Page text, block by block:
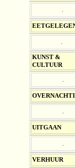
.
.
KUNST &
CULTUUR
.
OV
.
UITGAAN
.
VERHUUR